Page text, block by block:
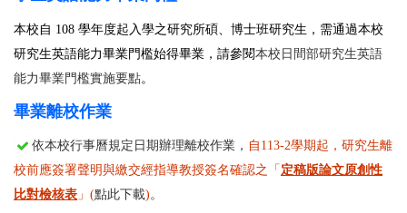
本校自 108 學年度起入學之研究所碩、博士班研究生 ，需通過本校
研究生英語能力畢業門檻始得畢業，請參閱本校日間部研究生英語
能力畢業門檻實施要點。
畢業離校作業
依本校行事曆規定日期辦理離校作業， 自113-2學期起，研究生離
校前應簽署聲明與繳交經指導教授簽名確認之「 定稿版論文原創性
比對檢核表 」(點此下載) 。